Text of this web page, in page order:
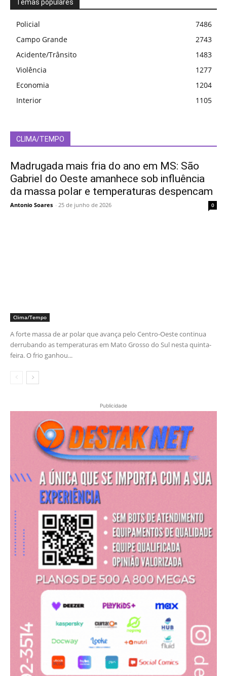
Temas populares
Policial
7486
Campo Grande
2743
Acidente/Trânsito
1483
Violência
1277
Economia
1204
Interior
1105
CLIMA/TEMPO
Madrugada mais fria do ano em MS: São
Gabriel do Oeste amanhece sob influência
da massa polar e temperaturas despencam
Antonio Soares - 25 de junho de 2026 0
Clima/Tempo
A forte massa de ar polar que avança pelo Centro-Oeste continua
derrubando as temperaturas em Mato Grosso do Sul nesta quinta-
feira. O frio ganhou...
Publicidade